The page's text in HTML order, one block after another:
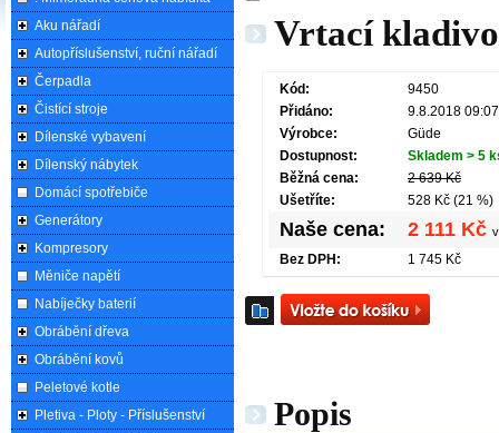
Vrtací
Kód:
9450
Přidáno:
9.8.2018
Výrobce:
Güde
Dostupnost:
Skladem > 5
Běžná cena:
2 639 Kč
Ušetříte:
528 Kč (21 %)
Naše cena: 2 111 Kč
Bez DPH: 1 745 Kč
Popis
Aku nářadí
Autopříslušenství, ruční nářadí
Čerpadla
Čistící stroje
Dílenské vybavení
Dílenský nábytek
Domácí spotřebiče
Generátory
Kompresory
Měniče napětí
Nabíječky baterií
Obrábění dřeva
Obrábění kovů
Peletové kotle
Pletiva - Ploty - Příslušenství